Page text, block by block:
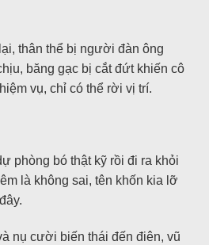
thân thể bị người đàn ông
băng gạc bị cắt đứt khiến cô
vụ, chỉ có thể rời vị trí.
phòng bó thật kỹ rồi đi ra khỏi
là không sai, tên khốn kia lỡ
nụ cười biến thái đến điên, vũ